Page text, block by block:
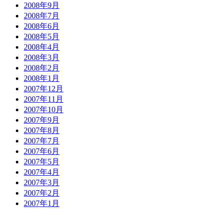
2008年9月
2008年7月
2008年6月
2008年5月
2008年4月
2008年3月
2008年2月
2008年1月
2007年12月
2007年11月
2007年10月
2007年9月
2007年8月
2007年7月
2007年6月
2007年5月
2007年4月
2007年3月
2007年2月
2007年1月